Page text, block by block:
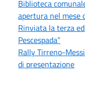
Biblioteca
apertura nel mese
Rinviata la terza
Pescespada”
Rally Tirreno-
di presentazione